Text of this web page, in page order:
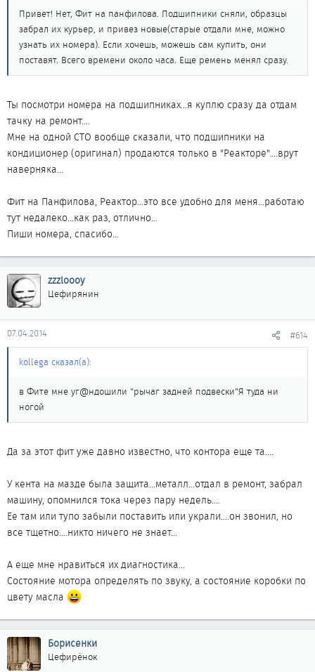
Привет! Нет, Фит на панфилова. Подшипники сняли, образцы
забрал их курьер, и привез новые(старые отдали мне, можно
узнать их номера). Если хочешь, можешь сам купить, они
поставят. Всего времени около часа. Еще ремень менял сразу.
Ты посмотри номера на подшипниках...я куплю сразу да отдам
тачку на ремонт....
Мне на одной СТО вообще сказали, что подшипники на
кондиционер (оригинал) продаются только в "Реакторе"....врут
наверняка...
Фит на Панфилова, Реактор...это все удобно для меня...работаю
тут недалеко...как раз, отлично...
Пиши номера, спасибо...
zzzloooy
Цефирянин
07.04.2014 #614
kollega сказал(а):
в Фите мне уг@ндошили "рычаг задней подвески"Я туда ни
ногой
Да за этот фит уже давно известно, что контора еще та....
У кента на мазде была защита...металл...отдал в ремонт, забрал
машину, опомнился тока через пару недель....
Ее там или тупо забыли поставить или украли....он звонил, но
все тщетно....никто ничего не знает...
А еще мне нравиться их диагностика...
Состояние мотора определять по звуку, а состояние коробки по
цвету масла
Борисенки
Цефирёнок